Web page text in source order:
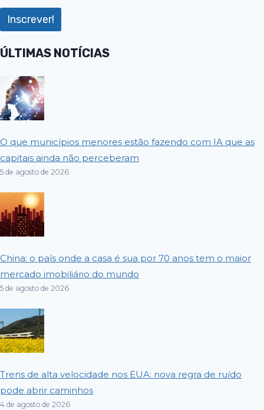
ÚLTIMAS NOTÍCIAS
O que municípios menores estão fazendo com IA que as
capitais ainda não perceberam
5 de agosto de 2026
China: o país onde a casa é sua por 70 anos tem o maior
mercado imobiliário do mundo
5 de agosto de 2026
Trens de alta velocidade nos EUA: nova regra de ruído
pode abrir caminhos
4 de agosto de 2026